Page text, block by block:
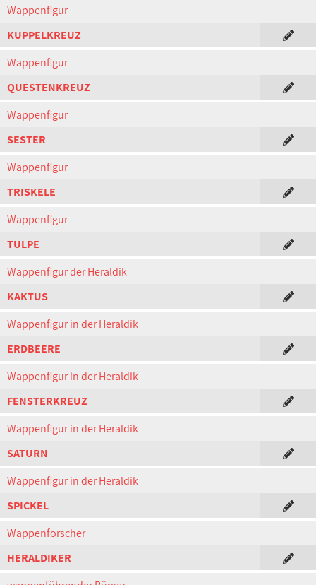
Wappenfigur
KUPPELKREUZ
Wappenfigur
QUESTENKREUZ
Wappenfigur
SESTER
Wappenfigur
TRISKELE
Wappenfigur
TULPE
Wappenfigur der Heraldik
KAKTUS
Wappenfigur in der Heraldik
ERDBEERE
Wappenfigur in der Heraldik
FENSTERKREUZ
Wappenfigur in der Heraldik
SATURN
Wappenfigur in der Heraldik
SPICKEL
Wappenforscher
HERALDIKER